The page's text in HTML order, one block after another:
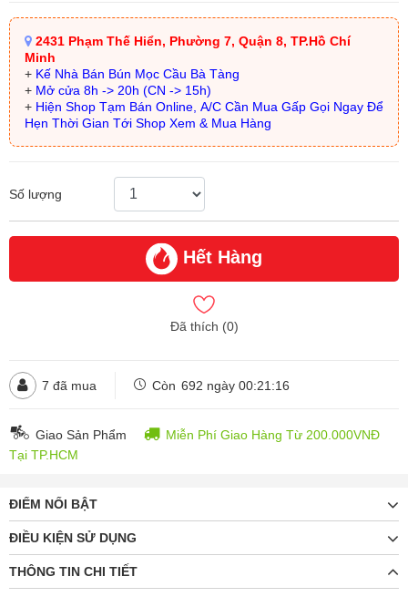
2431 Phạm Thế Hiển, Phường 7, Quận 8, TP.Hồ Chí
Minh
+ Kế Nhà Bán Bún Mọc Cầu Bà Tàng
+ Mở cửa 8h -> 20h (CN -> 15h)
+ Hiện Shop Tạm Bán Online, A/C Cần Mua Gấp Gọi Ngay Để
Hẹn Thời Gian Tới Shop Xem & Mua Hàng
Số lượng
Hết Hàng
Đã thích (0)
7 đã mua Còn 692 ngày 00:21:16
Giao Sản Phẩm
Miễn Phí Giao Hàng Từ 200.000VNĐ
Tại TP.HCM
ĐIỂM NỔI BẬT
ĐIỀU KIỆN SỬ DỤNG
THÔNG TIN CHI TIẾT